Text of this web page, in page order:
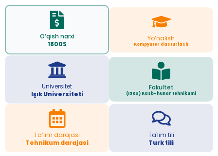
O‘qish narxi
1800$
Yo‘nalish
Kompyuter dasturlash
Universitet
Işık Universiteti
Fakultet
(ISKU) Kasb-hunar tehnikumi
Ta’lim darajasi
Tehnikum darajasi
Ta'lim tili
Turk tili